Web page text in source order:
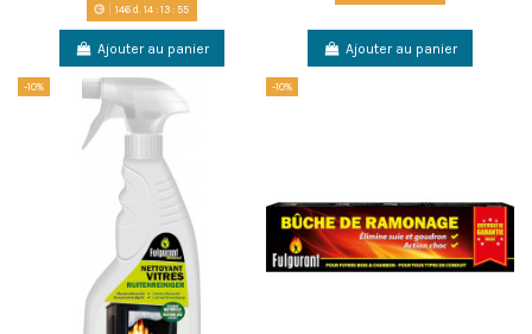
146d. 14:13:55
Ajouter au panier Ajouter au panier
-10% -10%